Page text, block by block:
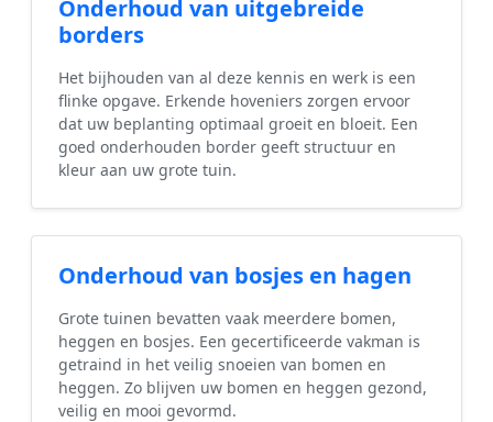
Onderhoud van uitgebreide
borders
Het bijhouden van al deze kennis en werk is een
flinke opgave. Erkende hoveniers zorgen ervoor
dat uw beplanting optimaal groeit en bloeit. Een
goed onderhouden border geeft structuur en
kleur aan uw grote tuin.
Onderhoud van bosjes en hagen
Grote tuinen bevatten vaak meerdere bomen,
heggen en bosjes. Een gecertificeerde vakman is
getraind in het veilig snoeien van bomen en
heggen. Zo blijven uw bomen en heggen gezond,
veilig en mooi gevormd.